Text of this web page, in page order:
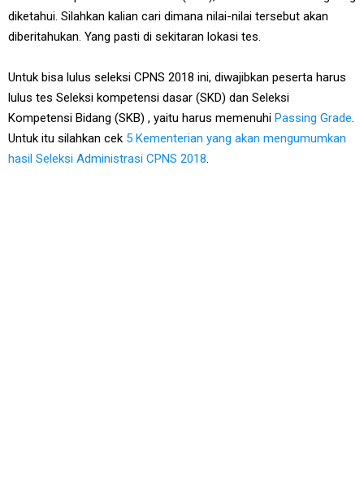
diketahui. Silahkan kalian cari dimana nilai-nilai tersebut akan
diberitahukan. Yang pasti di sekitaran lokasi tes.
Untuk bisa lulus seleksi CPNS 2018 ini, diwajibkan peserta harus
lulus tes Seleksi kompetensi dasar (SKD) dan Seleksi
Kompetensi Bidang (SKB) , yaitu harus memenuhi Passing Grade.
Untuk itu silahkan cek 5 Kementerian yang akan mengumumkan
hasil Seleksi Administrasi CPNS 2018.